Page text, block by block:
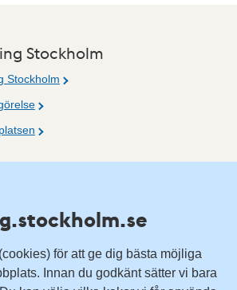
Stockholm
Stockholm
för att ge dig bästa möjliga
Innan du godkänt sätter vi bara